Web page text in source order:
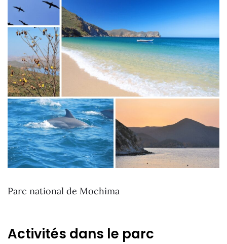
Parc national de Mochima
Activités dans le parc